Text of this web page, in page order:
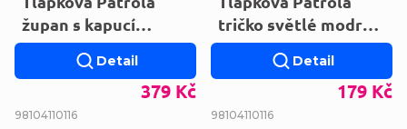
župan s kapucí
XH20047.BLUE
379 Kč
Detail
98104110116
tričko světlé modré
EV1180.BIO.BLUE
179 Kč
Detail
98104110116